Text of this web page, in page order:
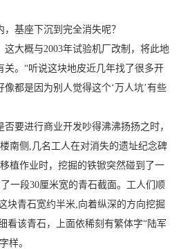
基座下沉到完全消失呢？
大概与2003年试验机厂改制，将此地
关。“听说这块地皮近几年找了很多开
都是因为别人觉得这个‘万人坑’有些
要进行商业开发吵得沸沸扬扬之时，
南侧,几名工人在对消失的遗址纪念碑
植作业时，挖掘的铁锨突然碰到了一
一段30厘米宽的青石截面。工人们顺
块青石宽约半米,向着纵深的方向挖掘
看该青石，上面依稀刻有繁体字“陆军
样。